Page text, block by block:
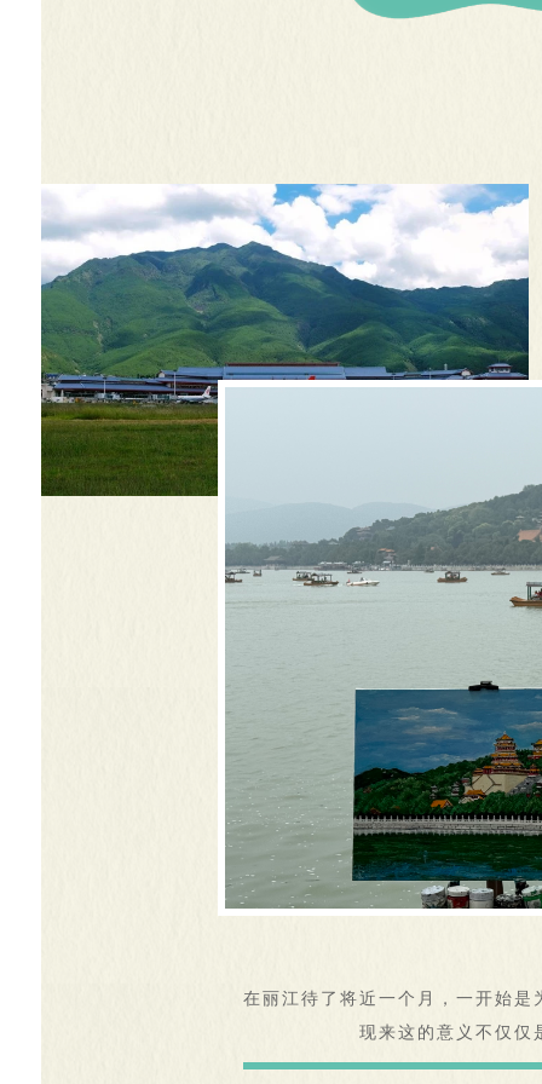
在丽江待了将近一个月，一开始是
现来这的意义不仅仅